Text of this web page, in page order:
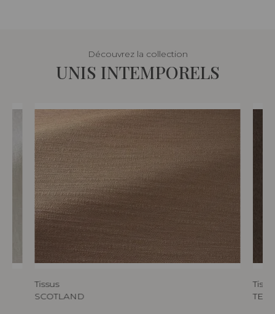
Découvrez la collection
UNIS INTEMPORELS
Tissus
SCOTLAND